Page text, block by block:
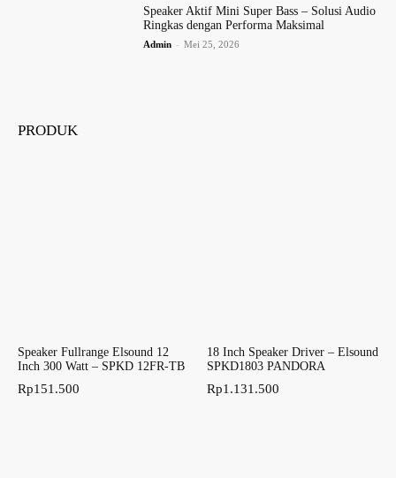
Speaker Aktif Mini Super Bass – Solusi Audio
Ringkas dengan Performa Maksimal
Admin - Mei 25, 2026
PRODUK
Speaker Fullrange Elsound 12
Inch 300 Watt – SPKD 12FR-TB
Rp151.500
18 Inch Speaker Driver – Elsound
SPKD1803 PANDORA
Rp1.131.500